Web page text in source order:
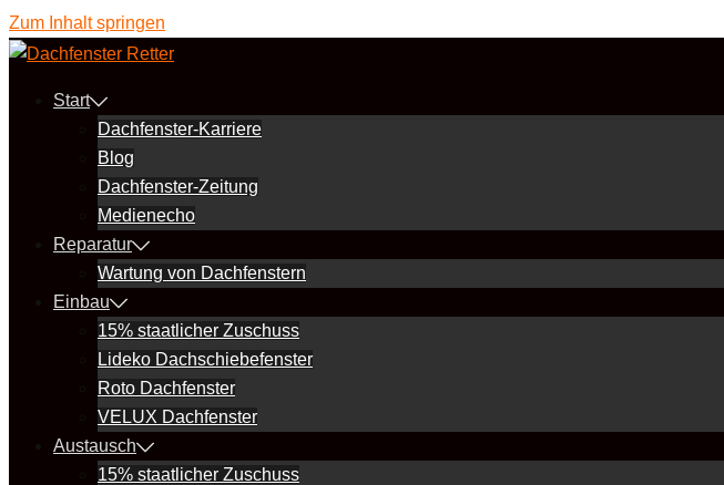
Zum Inhalt springen
Start
Dachfenster-Karriere
Blog
Dachfenster-Zeitung
Medienecho
Reparatur
Wartung von Dachfenstern
Einbau
15% staatlicher Zuschuss
Lideko Dachschiebefenster
Roto Dachfenster
VELUX Dachfenster
Austausch
15% staatlicher Zuschuss